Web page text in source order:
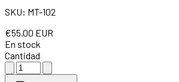
SKU: MT-102
€55.00 EUR
En stock
Cantidad